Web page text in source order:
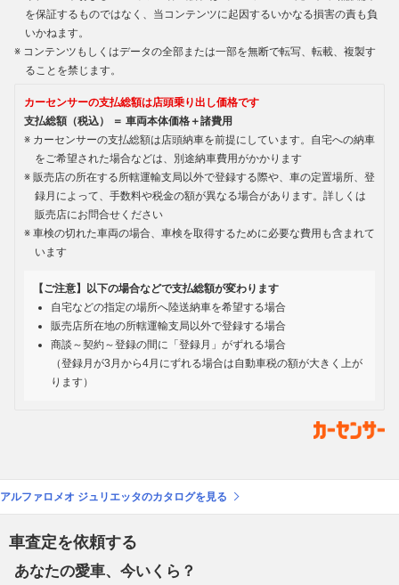
を保証するものではなく、当コンテンツに起因するいかなる損害の責も負
いかねます。
コンテンツもしくはデータの全部または一部を無断で転写、転載、複製す
ることを禁じます。
カーセンサーの支払総額は店頭乗り出し価格です
支払総額（税込） ＝ 車両本体価格＋諸費用
カーセンサーの支払総額は店頭納車を前提にしています。自宅への納車
をご希望された場合などは、別途納車費用がかかります
販売店の所在する所轄運輸支局以外で登録する際や、車の定置場所、登
録月によって、手数料や税金の額が異なる場合があります。詳しくは
販売店にお問合せください
車検の切れた車両の場合、車検を取得するために必要な費用も含まれて
います
【ご注意】以下の場合などで支払総額が変わります
自宅などの指定の場所へ陸送納車を希望する場合
販売店所在地の所轄運輸支局以外で登録する場合
商談～契約～登録の間に「登録月」がずれる場合
（登録月が3月から4月にずれる場合は自動車税の額が大きく上が
ります）
アルファロメオ ジュリエッタのカタログを見る
車査定を依頼する
あなたの愛車、今いくら？